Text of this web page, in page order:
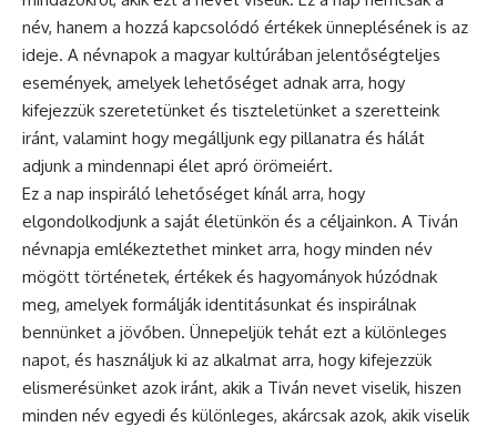
név, hanem a hozzá kapcsolódó értékek ünneplésének is az
ideje. A névnapok a magyar kultúrában jelentőségteljes
események, amelyek lehetőséget adnak arra, hogy
kifejezzük szeretetünket és tiszteletünket a szeretteink
iránt, valamint hogy megálljunk egy pillanatra és hálát
adjunk a mindennapi élet apró örömeiért.
Ez a nap inspiráló lehetőséget kínál arra, hogy
elgondolkodjunk a saját életünkön és a céljainkon. A Tiván
névnapja emlékeztethet minket arra, hogy minden név
mögött történetek, értékek és hagyományok húzódnak
meg, amelyek formálják identitásunkat és inspirálnak
bennünket a jövőben. Ünnepeljük tehát ezt a különleges
napot, és használjuk ki az alkalmat arra, hogy kifejezzük
elismerésünket azok iránt, akik a Tiván nevet viselik, hiszen
minden név egyedi és különleges, akárcsak azok, akik viselik